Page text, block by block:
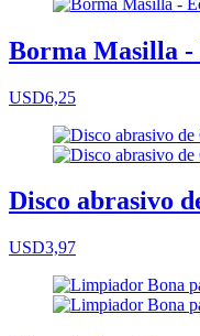
Borma Masilla -
USD6,25
Disco abrasivo
USD3,97